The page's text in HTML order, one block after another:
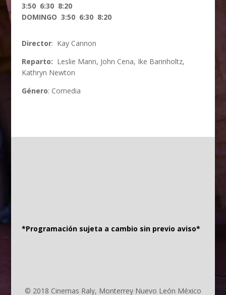
3:50 6:30 8:20
DOMINGO 3:50 6:30 8:20
Director: Kay Cannon
Reparto: Leslie Mann, John Cena, Ike Barinholtz,
Kathryn Newton
Género: Comedia
*Programación sujeta a cambio sin previo aviso*
© 2018 Cinemas Raly, Monterrey Nuevo León México